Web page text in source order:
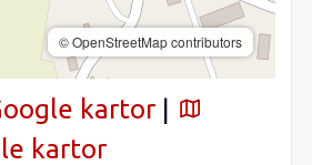
© OpenStreetMap contributors
kartor |
kartor